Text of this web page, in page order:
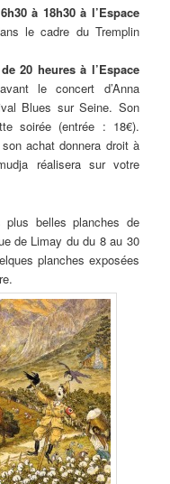
à 18h30 à l’Espace
le cadre du Tremplin
20 heures à l’Espace
le concert d’Anna
Blues sur Seine. Son
soirée (entrée : 18€).
achat donnera droit à
réalisera sur votre
plus belles planches de
de Limay du du 8 au 30
planches exposées